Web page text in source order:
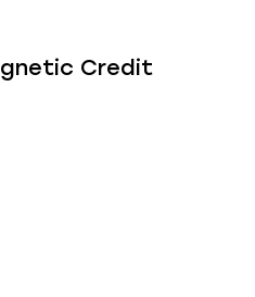
Credit